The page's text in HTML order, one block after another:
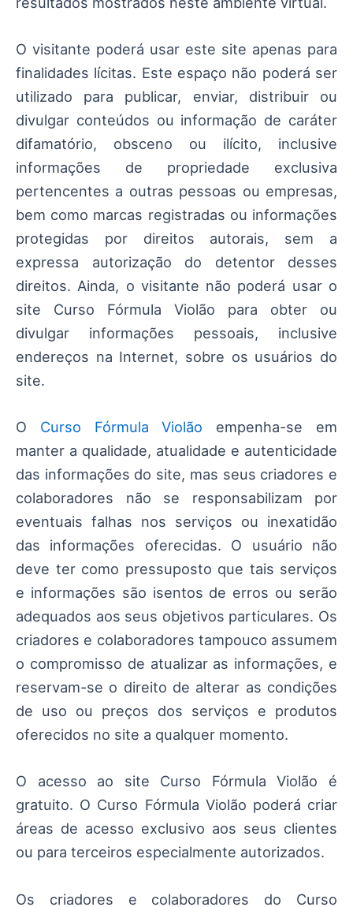
O visitante poderá usar este site apenas para
finalidades lícitas. Este espaço não poderá ser
utilizado para publicar, enviar, distribuir ou
divulgar conteúdos ou informação de caráter
difamatório, obsceno ou ilícito, inclusive
informações de propriedade exclusiva
pertencentes a outras pessoas ou empresas,
bem como marcas registradas ou informações
protegidas por direitos autorais, sem a
expressa autorização do detentor desses
direitos. Ainda, o visitante não poderá usar o
site Curso Fórmula Violão para obter ou
divulgar informações pessoais, inclusive
endereços na Internet, sobre os usuários do
site.
O Curso Fórmula Violão empenha-se em
manter a qualidade, atualidade e autenticidade
das informações do site, mas seus criadores e
colaboradores não se responsabilizam por
eventuais falhas nos serviços ou inexatidão
das informações oferecidas. O usuário não
deve ter como pressuposto que tais serviços
e informações são isentos de erros ou serão
adequados aos seus objetivos particulares. Os
criadores e colaboradores tampouco assumem
o compromisso de atualizar as informações, e
reservam-se o direito de alterar as condições
de uso ou preços dos serviços e produtos
oferecidos no site a qualquer momento.
O acesso ao site Curso Fórmula Violão é
gratuito. O Curso Fórmula Violão poderá criar
áreas de acesso exclusivo aos seus clientes
ou para terceiros especialmente autorizados.
Os criadores e colaboradores do Curso